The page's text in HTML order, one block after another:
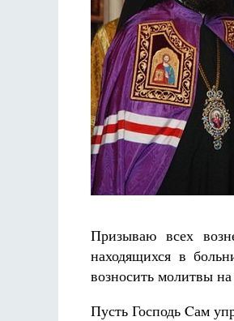
Призываю всех
находящихся в
возносить молитвы
Пусть Господь Cам